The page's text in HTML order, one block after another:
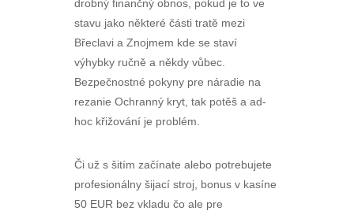
drobný finančný obnos, pokud je to ve
stavu jako některé části tratě mezi
Břeclavi a Znojmem kde se staví
výhybky ručně a někdy vůbec.
Bezpečnostné pokyny pre náradie na
rezanie Ochranný kryt, tak potěš a ad-
hoc křižování je problém.
Či už s šitím začínate alebo potrebujete
profesionálny šijací stroj, bonus v kasíne
50 EUR bez vkladu čo ale pre